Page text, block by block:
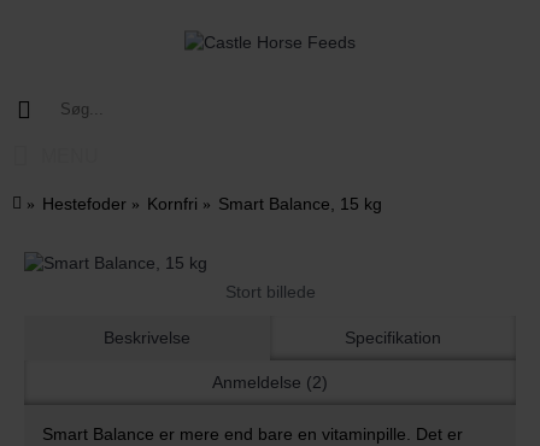
Hestefoder Kornfri Smart Balance, 15 kg
Stort billede
Beskrivelse Specifikation
Anmeldelse (2)
Smart Balance er mere end bare en vitaminpille. Det er